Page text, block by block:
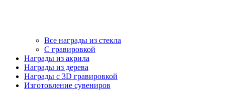
Все награды из стекла
С гравировкой
Награды из акрила
Награды из дерева
Награды с 3D гравировкой
Изготовление сувениров